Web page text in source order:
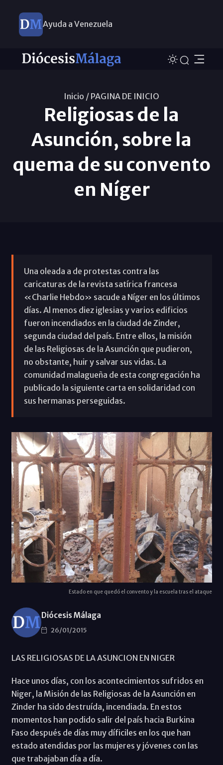
Ayuda a Venezuela
Inicio / PAGINA DE INICIO
Religiosas de la
Asunción, sobre la
quema de su convento
en Níger
Una oleada a de protestas contra las
caricaturas de la revista satírica francesa
«Charlie Hebdo» sacude a Níger en los últimos
días. Al menos diez iglesias y varios edificios
fueron incendiados en la ciudad de Zinder,
segunda ciudad del país. Entre ellos, la misión
de las Religiosas de la Asunción que pudieron,
no obstante, huir y salvar sus vidas. La
comunidad malagueña de esta congregación ha
publicado la siguiente carta en solidaridad con
sus hermanas perseguidas.
Estado en que quedó el convento y la escuela tras el ataque
Diócesis Málaga
26/01/2015
LAS RELIGIOSAS DE LA ASUNCION EN NIGER
Hace unos días, con los acontecimientos sufridos en
Niger, la Misión de las Religiosas de la Asunción en
Zinder ha sido destruída, incendiada. En estos
momentos han podido salir del país hacia Burkina
Faso después de días muy díficiles en los que han
estado atendidas por las mujeres y jóvenes con las
que trabajaban día a día.